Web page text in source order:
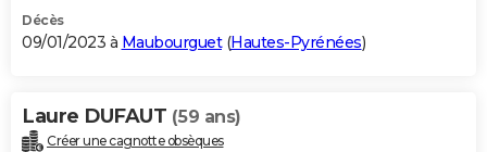
Décès
09/01/2023 à Maubourguet(Hautes-Pyrénées)
Laure DUFAUT (59 ans)
Créer une cagnotte obsèques